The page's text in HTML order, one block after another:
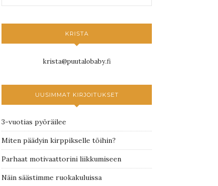
KRISTA
krista@puutalobaby.fi
UUSIMMAT KIRJOITUKSET
3-vuotias pyöräilee
Miten päädyin kirppikselle töihin?
Parhaat motivaattorini liikkumiseen
Näin säästimme ruokakuluissa